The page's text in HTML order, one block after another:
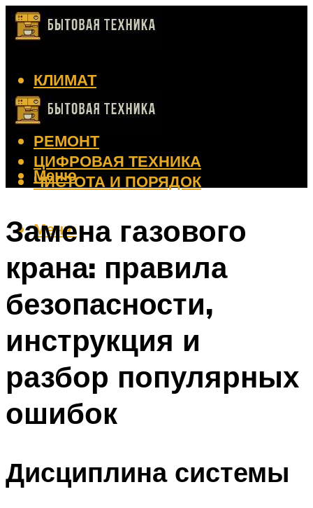
КЛИМАТ
КРАСОТА
КУХНЯ
РЕМОНТ
ЦИФРОВАЯ ТЕХНИКА
ЧИСТОТА И ПОРЯДОК
Меню
Меню
Замена газового
крана: правила
безопасности,
инструкция и
разбор популярных
ошибок
Дисциплина системы